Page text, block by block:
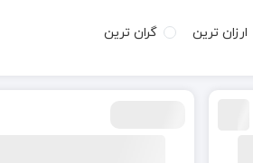
ارزان ترین گران ترین